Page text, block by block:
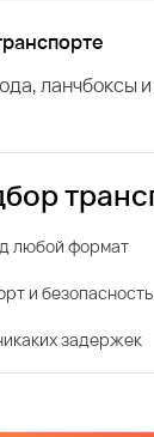
ланчбоксы
любой формат
и безопасность
задержек